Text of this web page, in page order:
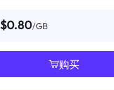
$0.80/GB
购买